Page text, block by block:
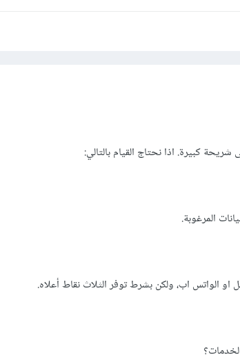
كبيرة. اذا نحتاج القيام بالتالي:
الواتس اب، ولكن بشرط توفر الثلاث نقاط أعلاه.